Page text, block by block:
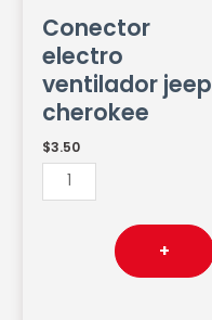
Conector
electro
ventilador jeep
cherokee
$3.50
cherokee
cantidad
+